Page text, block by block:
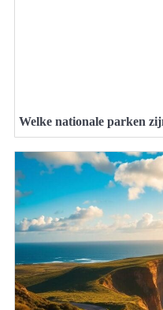
Welke nationale parken